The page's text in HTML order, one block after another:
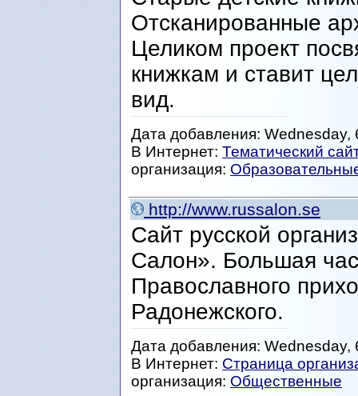
Отсканированные
Целиком проект
книжкам и ставит
вид.
Дата добавления:
В Интернет: Тематический
организация:
http://www.russalon.se
Сайт русской
Салон». Большая
Православного
Радонежского.
Дата добавления:
В Интернет: Страница
организация: Общественные